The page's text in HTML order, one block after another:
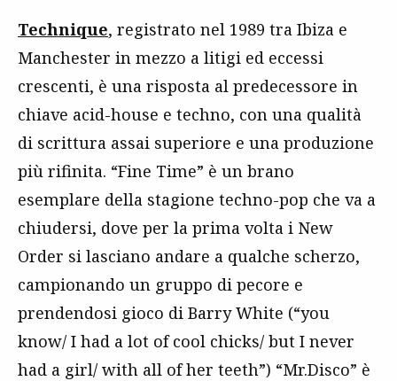
Technique, registrato nel 1989 tra Ibiza e
Manchester in mezzo a litigi ed eccessi
crescenti, è una risposta al predecessore in
chiave acid-house e techno, con una qualità
di scrittura assai superiore e una produzione
più rifinita. “Fine Time” è un brano
esemplare della stagione techno-pop che va a
chiudersi, dove per la prima volta i New
Order si lasciano andare a qualche scherzo,
campionando un gruppo di pecore e
prendendosi gioco di Barry White (“you
know/ I had a lot of cool chicks/ but I never
had a girl/ with all of her teeth”) “Mr.Disco” è